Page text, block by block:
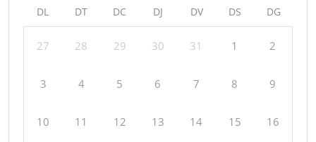
DL DT DC DJ DV DS DG
27 28 29 30 31 1 2
3 4 5 6 7 8 9
10 11 12 13 14 15 16